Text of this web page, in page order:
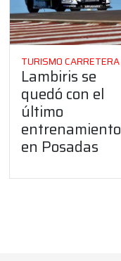
TURISMO CARRETERA
Lambiris se
quedó con el
último
entrenamiento
en Posadas